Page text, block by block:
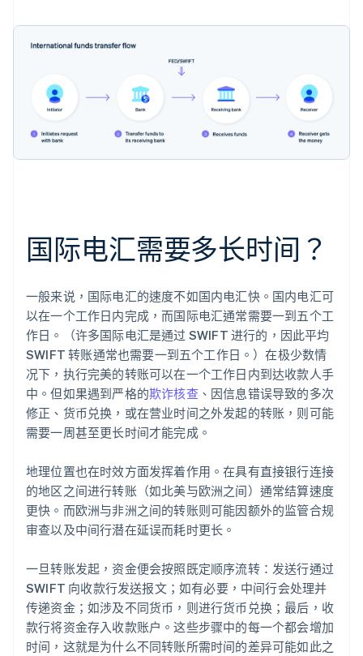
国际电汇需要多长时间？
一般来说，国际电汇的速度不如国内电汇快。国内电汇可
以在一个工作日内完成，而国际电汇通常需要一到五个工
作日。（许多国际电汇是通过 SWIFT 进行的，因此平均
SWIFT 转账通常也需要一到五个工作日。）在极少数情
况下，执行完美的转账可以在一个工作日内到达收款人手
中。但如果遇到严格的欺诈核查、因信息错误导致的多次
修正、货币兑换，或在营业时间之外发起的转账，则可能
需要一周甚至更长时间才能完成。
地理位置也在时效方面发挥着作用。在具有直接银行连接
的地区之间进行转账（如北美与欧洲之间）通常结算速度
更快。而欧洲与非洲之间的转账则可能因额外的监管合规
审查以及中间行潜在延误而耗时更长。
一旦转账发起，资金便会按照既定顺序流转：发送行通过
SWIFT 向收款行发送报文；如有必要，中间行会处理并
传递资金；如涉及不同货币，则进行货币兑换；最后，收
款行将资金存入收款账户。这些步骤中的每一个都会增加
时间，这就是为什么不同转账所需时间的差异可能如此之